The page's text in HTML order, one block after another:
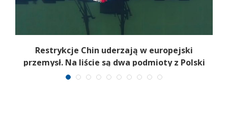
Restrykcje Chin uderzają w europejski
przemysł. Na liście są dwa podmioty z Polski